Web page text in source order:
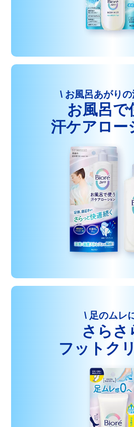
\ お風呂あがり
お風呂で
汗ケアロー
\ 足のムレ
さらさ
フットク